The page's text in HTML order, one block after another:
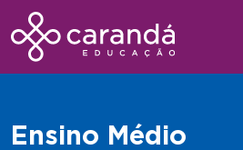
Ensino Médio